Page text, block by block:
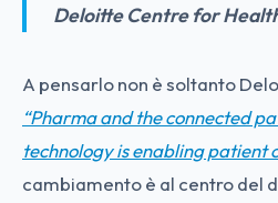
Deloitte Centre for
A pensarlo non è soltanto
“Pharma and the connected
technology is enabling patient
cambiamento è al centro del